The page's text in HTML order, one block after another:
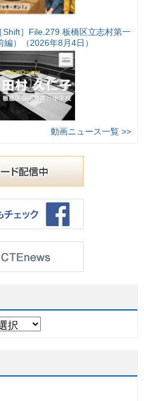
Shift］File.279 板橋区立志村第一
）（2026年8月4日）
動画ニュース一覧 >>